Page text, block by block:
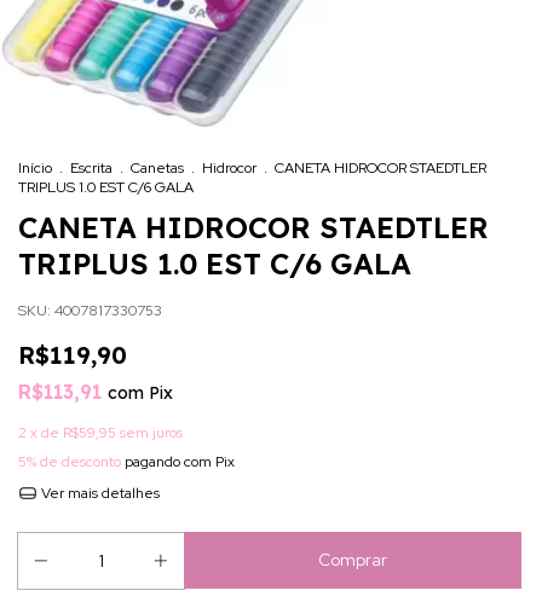
Início . Escrita . Canetas . Hidrocor . CANETA HIDROCOR STAEDTLER
TRIPLUS 1.0 EST C/6 GALA
CANETA HIDROCOR STAEDTLER
TRIPLUS 1.0 EST C/6 GALA
SKU: 4007817330753
R$119,90
R$113,91 com Pix
2 x de R$59,95 sem juros
5% de desconto pagando com Pix
Ver mais detalhes